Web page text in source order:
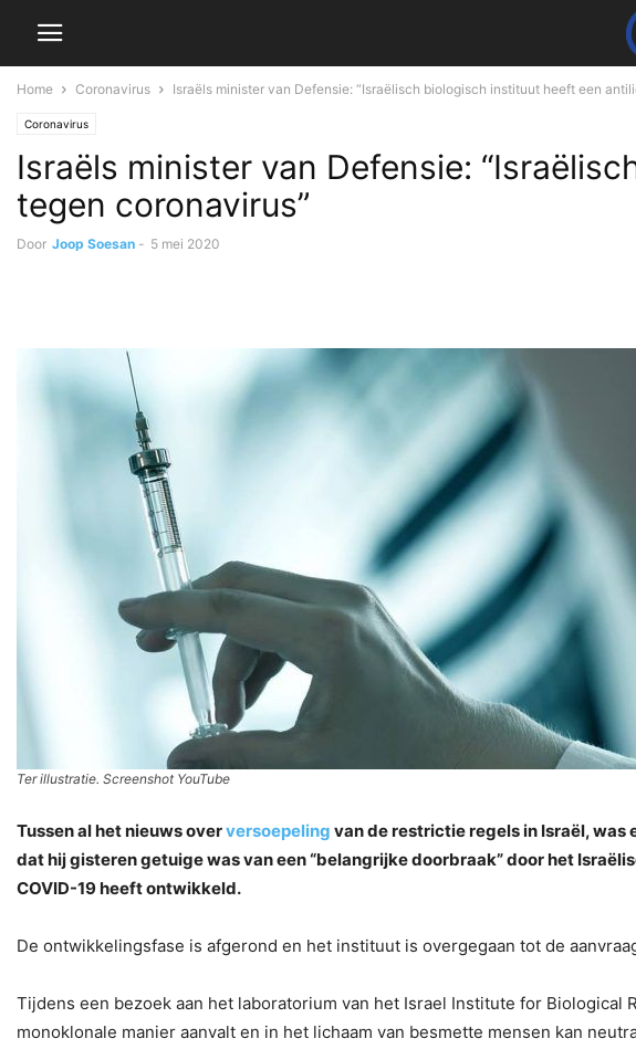
Home Coronavirus Israëls minister van Defensie: “Israëlisch biologisch instituut heeft een
Coronavirus
Israëls minister van Defensie:
tegen coronavirus”
Door Joop Soesan - 5 mei 2020
Ter illustratie. Screenshot YouTube
Tussen al het nieuws overversoepeling van de restrictie regels in Israël,
dat hij gisteren getuige was van een “belangrijke doorbraak” door het
COVID-19 heeft ontwikkeld.
De ontwikkelingsfase is afgerond en het instituut is overgegaan tot de
Tijdens een bezoek aan het laboratorium van het Israel Institute for
monoklonale manier aanvalt en in het lichaam van besmette mensen kan